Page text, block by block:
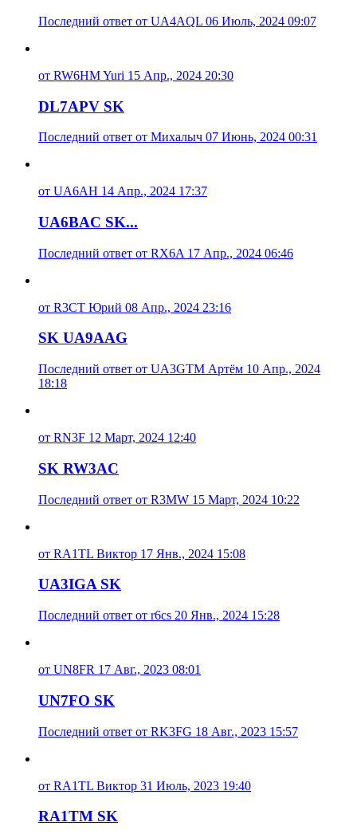
Последний ответ от UA4AQL 06 Июль, 2024 09:07
от RW6HM Yuri 15 Апр., 2024 20:30
DL7APV SK
Последний ответ от Михалыч 07 Июнь, 2024 00:31
от UA6AH 14 Апр., 2024 17:37
UA6BAC SK...
Последний ответ от RX6A 17 Апр., 2024 06:46
от R3CT Юрий 08 Апр., 2024 23:16
SK UA9AAG
Последний ответ от UA3GTM Артём 10 Апр., 2024
18:18
от RN3F 12 Март, 2024 12:40
SK RW3AC
Последний ответ от R3MW 15 Март, 2024 10:22
от RA1TL Виктор 17 Янв., 2024 15:08
UA3IGA SK
Последний ответ от r6cs 20 Янв., 2024 15:28
от UN8FR 17 Авг., 2023 08:01
UN7FO SK
Последний ответ от RK3FG 18 Авг., 2023 15:57
от RA1TL Виктор 31 Июль, 2023 19:40
RA1TM SK